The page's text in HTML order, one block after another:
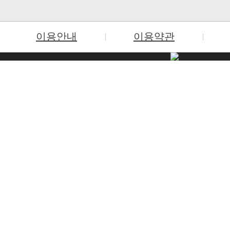
이용안내 이용약관